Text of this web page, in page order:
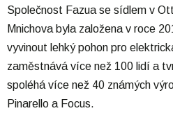
Společnost Fazua se sídlem v
Mnichova byla založena v roce
vyvinout lehký pohon pro
zaměstnává více než 100 lidí a
spoléhá více než 40 známých
Pinarello a Focus.